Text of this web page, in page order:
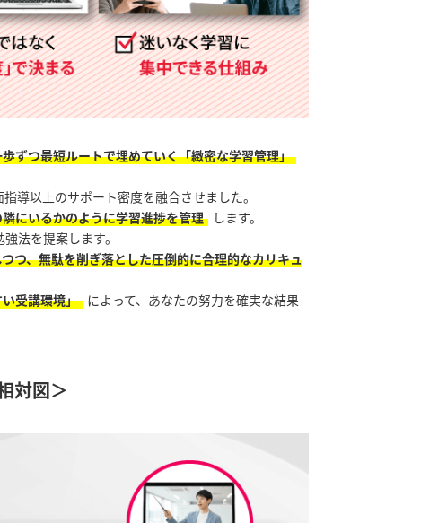
ずつ最短ルートで埋めていく「緻密な学習管理」
導以上のサポート密度を融合させました。
にいるかのように学習進捗を管理
します。
法を提案します。
つ、無駄を削ぎ落とした圧倒的に合理的なカリキュ
受講環境」 によって、あなたの努力を確実な結果
対図＞